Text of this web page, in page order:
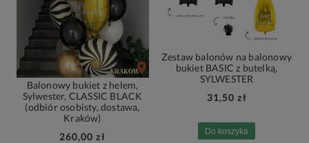
Balonowy bukiet z helem,
Sylwester, CLASSIC BLACK
(odbiór osobisty, dostawa,
Kraków)
260,00 zł
Zestaw balonów na balonowy
bukiet BASIC z butelką,
SYLWESTER
31,50 zł
Do koszyka